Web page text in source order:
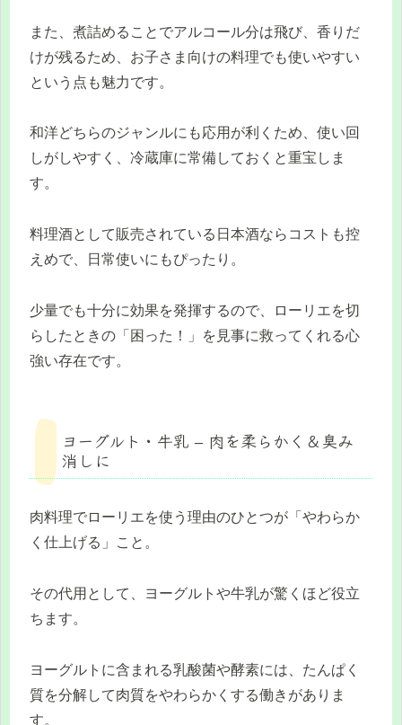
また、煮詰めることでアルコール分は飛び、香りだ
けが残るため、お子さま向けの料理でも使いやすい
という点も魅力です。
和洋どちらのジャンルにも応用が利くため、使い回
しがしやすく、冷蔵庫に常備しておくと重宝しま
す。
料理酒として販売されている日本酒ならコストも控
えめで、日常使いにもぴったり。
少量でも十分に効果を発揮するので、ローリエを切
らしたときの「困った！」を見事に救ってくれる心
強い存在です。
ヨーグルト・牛乳 – 肉を柔らかく＆臭み
消しに
肉料理でローリエを使う理由のひとつが「やわらか
く仕上げる」こと。
その代用として、ヨーグルトや牛乳が驚くほど役立
ちます。
ヨーグルトに含まれる乳酸菌や酵素には、たんぱく
質を分解して肉質をやわらかくする働きがありま
す。